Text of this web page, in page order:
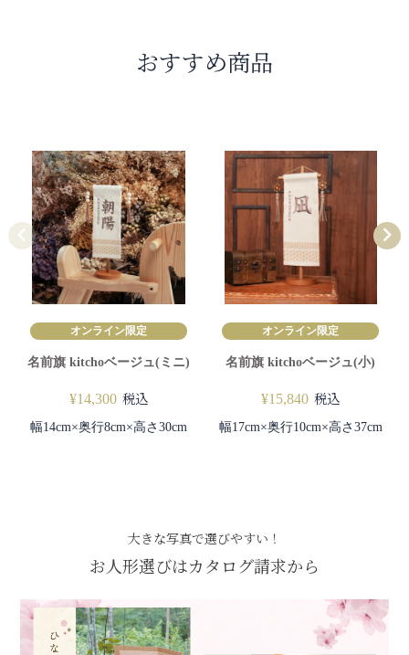
おすすめ商品
オンライン限定
名前旗 kitchoベージュ(ミニ)
¥14,300 税込
幅14cm×奥行8cm×高さ30cm
オンライン限定
名前旗 kitchoベージュ(小)
¥15,840 税込
幅17cm×奥行10cm×高さ37cm
大きな写真で選びやすい！
お人形選びはカタログ請求から